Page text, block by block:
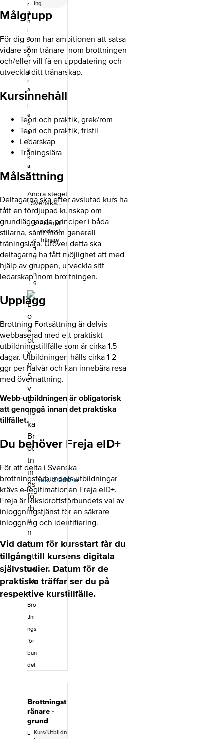
Målgrupp
För dig som har ambitionen att satsa
vidare som tränare inom brottningen
och/eller vill få en uppdatering och
utveckla ditt tränarskap.
Kursinnehåll
Teori och praktik, grek/rom
Teori och praktik, fristil
Ledarskap
Träningslära
Målsättning
Deltagarna ska efter avslutad kurs ha
fått en fördjupad kunskap om
grundläggande principer i båda
stilarna, samt inom generell
träningslära. Utöver detta ska
deltagarna ha fått möjlighet att med
hjälp av gruppen, utveckla sitt
ledarskap inom brottningen.
Upplägg
Brottning Fortsättning är delvis
webbaserad med ett praktiskt
utbildningstillfälle som är cirka 1,5
dagar. Utbildningen hålls cirka 1-2
ggr per halvår och kan innebära resa
med övernattning.
Webb-utbildningen är obligatorisk
att genomgå innan det praktiska
tillfället.
Du behöver Freja eID+
För att delta i Svenska
brottningsförbundets utbildningar
krävs e-legitimationen Freja eID+.
Freja är Riksidrottsförbundets val av
inloggningstjänst för en säkrare
inloggning och identifiering.
Vid datum för kursstart får du
tillgång till kursens digitala
självstudier. Datum för de
praktiska träffar ser du på
respektive kurstillfälle.
r
ä
n
i
n
g
s
l
ä
r
a
,
L
e
d
a
r
s
k
a
p
ing
Andra steget
i Svenska
Brottningsfö
rbundets
tränarutbildn
ing och
vänder sig
till tränare
som arbetar
med barn
och
ungdomar i
puberteten.
fördjupar
kunskapen
om
långsiktig
idrottsutveck
ling,
träningsanpa
ssning
under
puberteten
samt
ecifika
moment
såsom
försvar,
rörelsemöns
ter,
situationsbro
ttning,
matchförståe
lse och
taktik.
Särskild vikt
läggs vid
tränarens
ansvar, etik
och
värdegrund.
Utbildningen
genomförs i
två delar: ett
obligatoriskt
digitalt
terial samt
en fysisk
träff med
reflektion,
och
erfarenhetsu
tbyte. Efter
genomförd
utbildning
B
r
o
tt
n
i
n
g
Aktivitet
sledare/
Tränare
Sve
nsk
a
Bro
ttni
ngs
för
bun
det
rek. 2 200kr
Brottningst
ränare -
grund
L Kurs/Utbildn